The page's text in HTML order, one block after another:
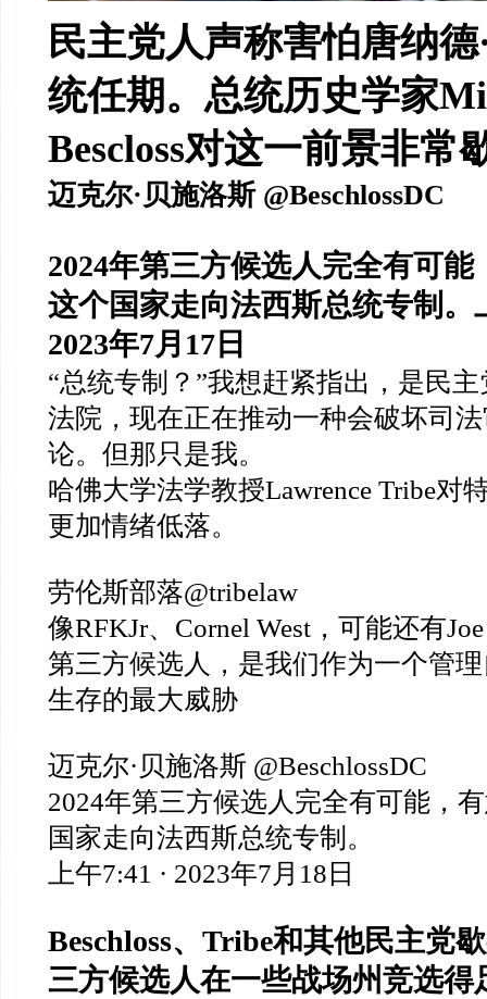
民主党人声称害怕唐纳德
统任期。总统历史学家
Bescloss对这一前景非常
迈克尔· 贝施洛斯@BeschlossDC
2024年第三方候选人完全有可能
这个国家走向法西斯总统专制。
2023年7月 17 日
“总统专制？ ”我想赶紧指出，是民
法院，现在正在推动一种会破坏司
论。但那只是我。
哈佛大学法学教授Lawrence Tribe对
更加情绪低落。
劳伦斯部落@tribelaw
像RFKJr、 Cornel West ，可能还有
第三方候选人，是我们作为一个管
生存的最大威胁
迈克尔· 贝施洛斯 @BeschlossDC
2024年第三方候选人完全有可能，
国家走向法西斯总统专制。
上午7:41 · 2023年7月 18 日
Beschloss、 Tribe和其他民主党
三方候选人在一些战场州竞选得